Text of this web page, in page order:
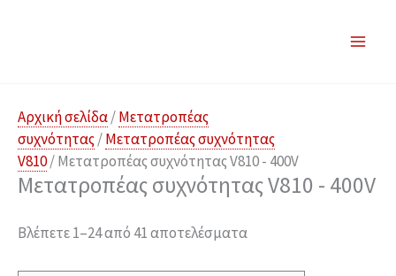
Αρχική σελίδα/Μετατροπέας
συχνότητας/Μετατροπέας συχνότητας
V810/ Μετατροπέας συχνότητας V810 - 400V
Μετατροπέας συχνότητας V810 - 400V
Βλέπετε 1–24 από 41 αποτελέσματα